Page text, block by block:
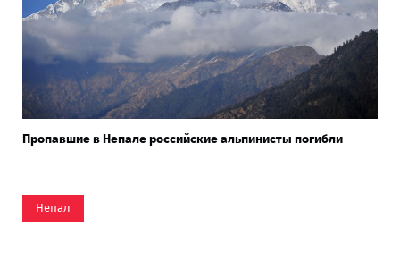
Пропавшие в Непале российские альпинисты погибли
Непал